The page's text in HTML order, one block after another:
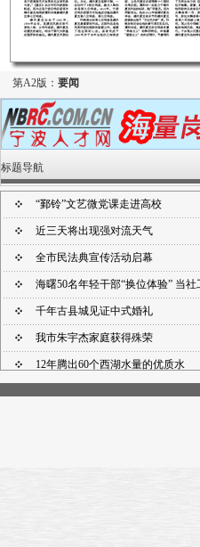
第A2版： 要闻
标题导航
“鄞铃”文艺微党课走进高校
近三天将出现强对流天气
全市民法典宣传活动启幕
海曙50名年轻干部“换位体验” 当
千年古县城见证中式婚礼
我市朱宇杰家庭获得殊荣
12年腾出60个西湖水量的优质水